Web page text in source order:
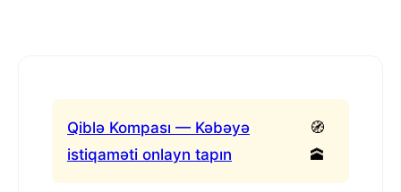
Qiblə Kompası — Kəbəyə
istiqaməti onlayn tapın
🧭
🕋